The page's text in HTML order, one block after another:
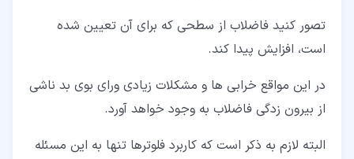
تصور کنید فاضلاب از سطحی که برای آن تعیین شده
است، افزایش پیدا کند.
در این مواقع خرابی ها و مشکلات زیادی ورای بوی بد ناشی
از بیرون زدگی فاضلاب به وجود خواهد آورد.
البته لازم به ذکر است که کاربرد فلوترها تنها به این مسئله